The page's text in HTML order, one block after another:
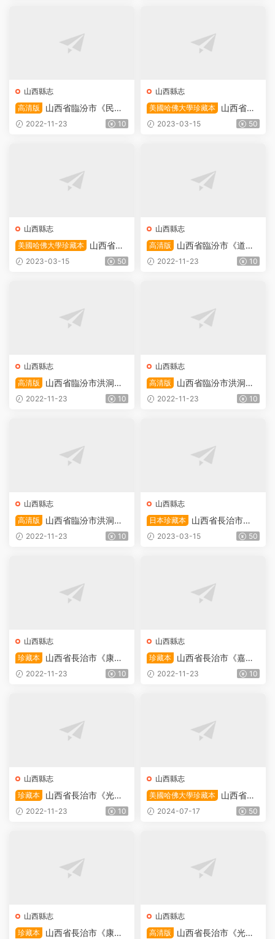
山西縣志
高清版
山西省臨汾市《民國
重修安澤縣縣志》全十六卷
2022-11-23 10
山西縣志
美國哈佛大學珍藏本
山西省運
城市新绛縣《乾隆直隸绛州
2023-03-15 50
山西縣志
美國哈佛大學珍藏本
山西省臨
汾市《康熙鼎修霍州志》全十
2023-03-15 50
山西縣志
高清版
山西省臨汾市《道光
直隸霍州志》全二十五卷 清
2022-11-23 10
山西縣志
高清版
山西省臨汾市洪洞縣
《順治趙城縣志》全八卷 清
2022-11-23 10
山西縣志
高清版
山西省臨汾市洪洞縣
《乾隆趙城縣志》全二十四卷
2022-11-23 10
山西縣志
高清版
山西省臨汾市洪洞縣
《道光趙城縣志》全三十七卷
2022-11-23 10
山西縣志
日本珍藏本
山西省長治市
《乾隆長子縣志》全二十卷
2023-03-15 50
山西縣志
珍藏本
山西省長治市《康熙
長子縣志》全六卷 清郭守邦
2022-11-23 10
山西縣志
珍藏本
山西省長治市《嘉慶
長子縣志》全二十一卷 清劉
2022-11-23 10
山西縣志
珍藏本
山西省長治市《光緒
長子縣志》全十二卷 清豫謙
2022-11-23 10
山西縣志
美國哈佛大學珍藏本
山西省長
治市《乾隆長治縣志》全二十
2024-07-17 50
山西縣志
珍藏本
山西省長治市《康熙
山西縣志
高清版
山西省長治市《光緒